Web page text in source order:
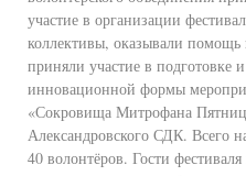
участие в организации
коллективы, оказывали
приняли участие в
инновационной формы
«Сокровища Митрофана
Александровского СДК. Всего
40 волонтёров. Гости